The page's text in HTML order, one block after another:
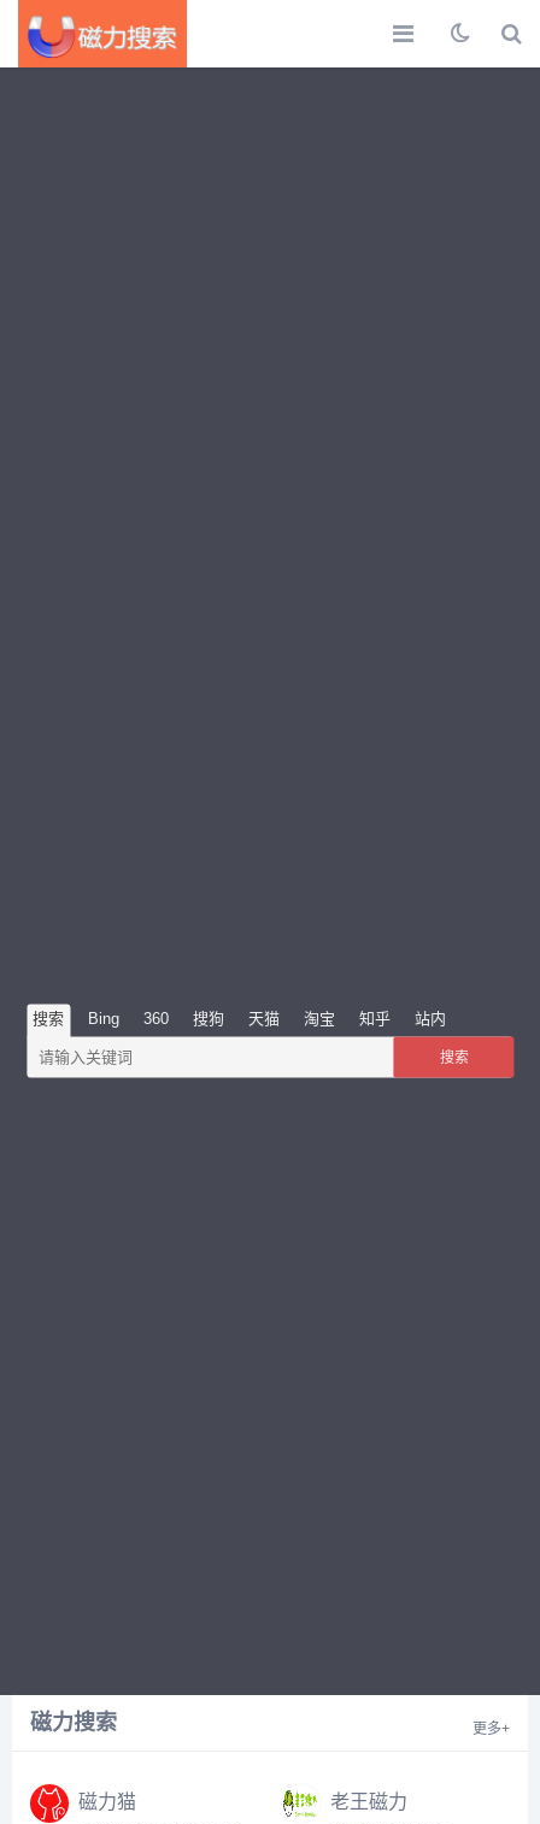
搜索 Bing 360 搜狗 天猫 淘宝 知乎 站内
搜索
磁力搜索 更多+
磁力猫 老王磁力